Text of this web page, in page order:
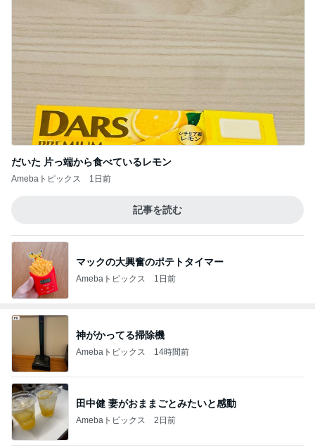
だいた 片っ端から食べているレモン
Amebaトピックス 1日前
記事を読む
マックの大興奮のポテトタイマー
Amebaトピックス 1日前
神がかってる掃除機
Amebaトピックス 14時間前
田中健 妻がおままごとみたいと感動
Amebaトピックス 2日前